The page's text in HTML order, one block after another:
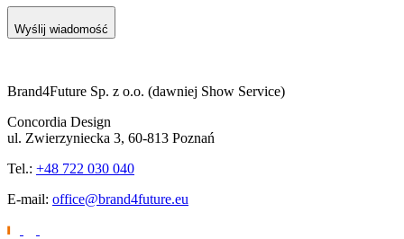
Wyślij wiadomość
Brand4Future Sp. z o.o. (dawniej Show Service)
Concordia Design
ul. Zwierzyniecka 3, 60-813 Poznań
Tel.: +48 722 030 040
E-mail: office@brand4future.eu